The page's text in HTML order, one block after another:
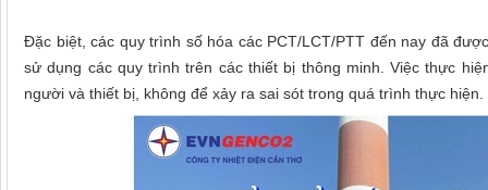
Đặc biệt, các quy trình số hóa các PCT/LCT/PTT đến nay đã
sử dụng các quy trình trên các thiết bị thông minh. Việc thực
người và thiết bị, không để xảy ra sai sót trong quá trình thực hiện.